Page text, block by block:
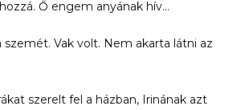
Ő engem anyának hív…
Vak volt. Nem akarta látni az
szerelt fel a házban, Irinának azt